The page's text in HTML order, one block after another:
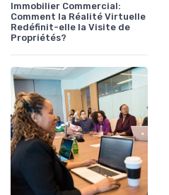
Immobilier Commercial:
Comment la Réalité Virtuelle
Redéfinit-elle la Visite de
Propriétés?